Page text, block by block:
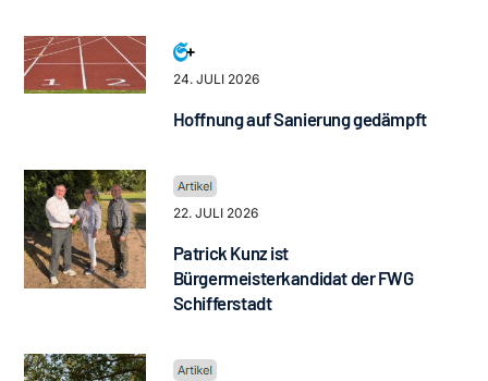
24. JULI 2026
Hoffnung auf Sanierung gedämpft
22. JULI 2026
Patrick Kunz ist
Bürgermeisterkandidat der FWG
Schifferstadt